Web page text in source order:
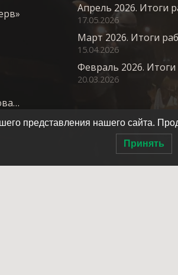
Апрель 2026. Итоги
17.05.2026
Март 2026. Итоги
15.04.2026
Февраль 2026.
20.03.2026
представления нашего сайта.
Принять